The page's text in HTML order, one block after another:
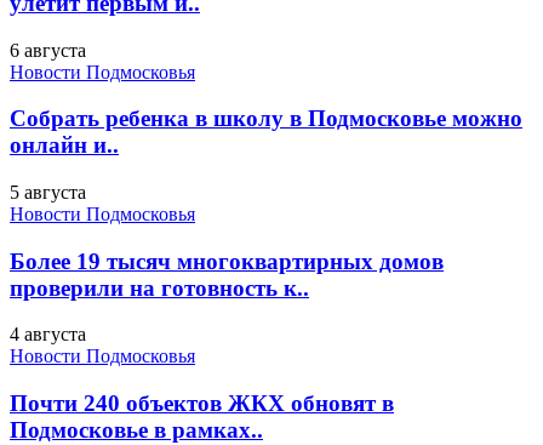
6 августа
Новости Подмосковья
Собрать ребенка в школу в Подмосковье можно
онлайн и..
5 августа
Новости Подмосковья
Более 19 тысяч многоквартирных домов
проверили на готовность к..
4 августа
Новости Подмосковья
Почти 240 объектов ЖКХ обновят в
Подмосковье в рамках..